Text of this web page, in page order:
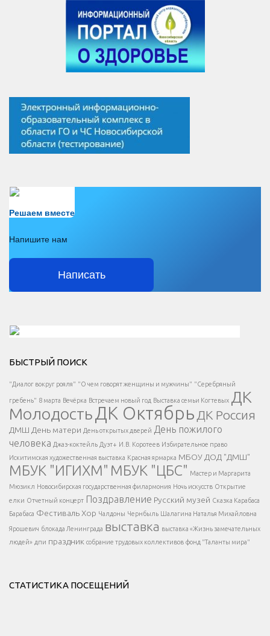
Решаем вместе
Напишите нам
Написать
Есть вопрос?
Напишите нам
</span >
Написать
</button >
</div >
</div > </div >
БЫСТРЫЙ ПОИСК
"Диалог вокруг рояля" "О чем говорят женщины и мужчины" "Серебряный
гребень" 8 марта Вечёрка Встречаем новый год Выставка семьи Когтевых ДК
МолодостьДК Октябрь ДК Россия
ДМШ День матери День открытых дверей День пожилого
человека Джаз-коктейль Дуэт+ И.В. Коротеев Избирательное право
Искитимская художественная выставка Красная ярмарка МБОУ ДОД "ДМШ"
МБУК "ИГИХМ" МБУК "ЦБС" Мастер и Маргарита
Мюзикл Новосибирская государственная филармония Ночь искусств Открытие
елки Отчетный концерт Поздравление Русский музей Сказка Карабаса
Барабаса Фестиваль Хор Чалдоны Чернбыль Шалагина Наталья Михайловна
Ярошевич блокада Ленинграда выставка выставка «Жизнь замечательных
людей» дпи праздник собрание трудовых коллективов фонд "Таланты мира"
СТАТИСТИКА ПОСЕЩЕНИЙ